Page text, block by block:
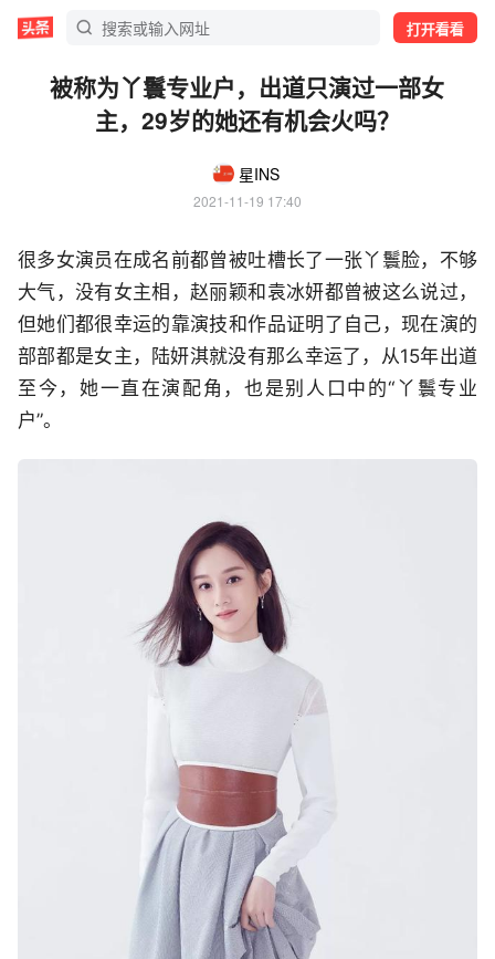
打开看看
被称为丫鬟专业户，出道只演过一部女
主，29岁的她还有机会火吗？
星INS
2021-11-19 17:40
很多女演员在成名前都曾被吐槽长了一张丫鬟脸，不够
大气，没有女主相，赵丽颖和袁冰妍都曾被这么说过，
但她们都很幸运的靠演技和作品证明了自己，现在演的
部部都是女主，陆妍淇就没有那么幸运了，从15年出道
至今，她一直在演配角，也是别人口中的“丫鬟专业
户”。